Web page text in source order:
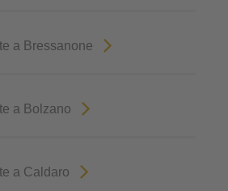
a Bressanone
a Bolzano
a Caldaro